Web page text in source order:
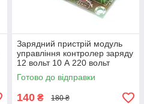
Зарядний пристрій модуль
управління контролер заряду
12 вольт 10 А 220 вольт
Готово до відправки
140 ₴ 180 ₴